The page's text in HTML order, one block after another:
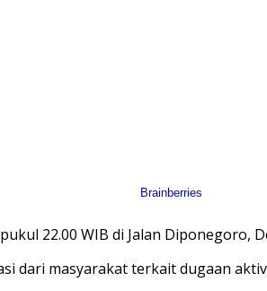
22.00 WIB di Jalan Diponegoro,
dari masyarakat terkait dugaan